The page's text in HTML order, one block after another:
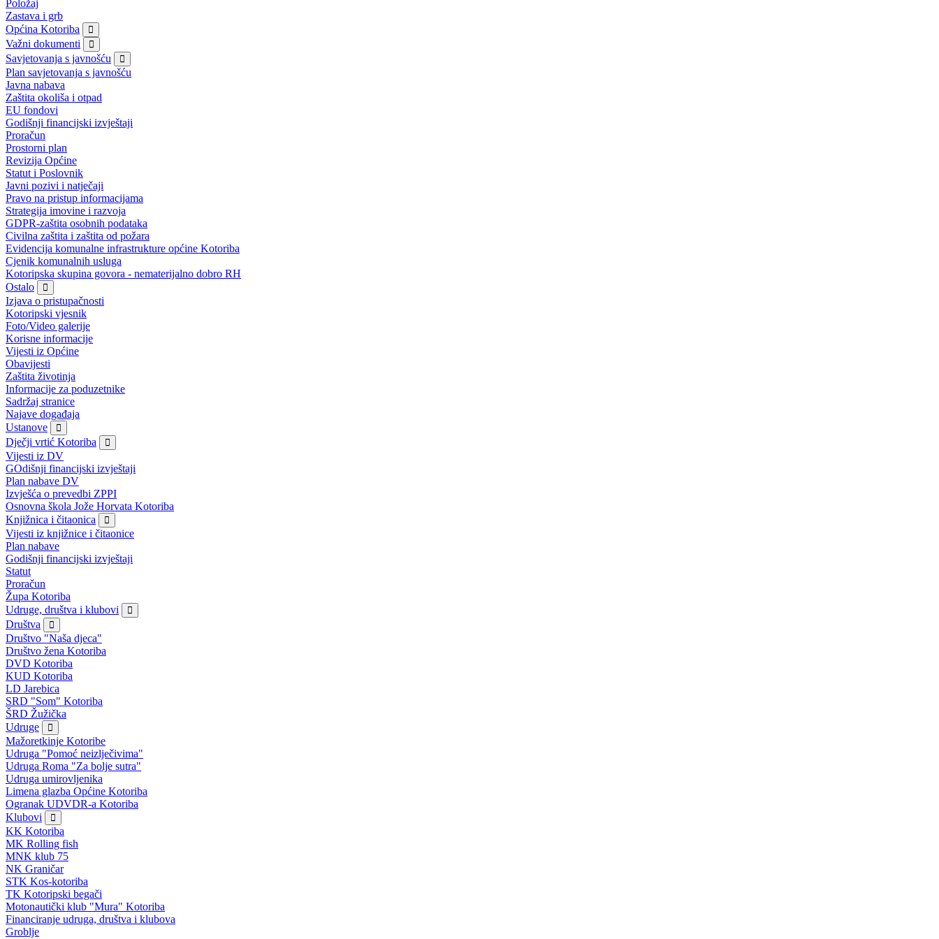
Položaj
Zastava i grb
Općina Kotoriba
Važni dokumenti
Savjetovanja s javnošću
Plan savjetovanja s javnošću
Javna nabava
Zaštita okoliša i otpad
EU fondovi
Godišnji financijski izvještaji
Proračun
Prostorni plan
Revizija Općine
Statut i Poslovnik
Javni pozivi i natječaji
Pravo na pristup informacijama
Strategija imovine i razvoja
GDPR-zaštita osobnih podataka
Civilna zaštita i zaštita od požara
Evidencija komunalne infrastrukture općine Kotoriba
Cjenik komunalnih usluga
Kotoripska skupina govora - nematerijalno dobro RH
Ostalo
Izjava o pristupačnosti
Kotoripski vjesnik
Foto/Video galerije
Korisne informacije
Vijesti iz Općine
Obavijesti
Zaštita životinja
Informacije za poduzetnike
Sadržaj stranice
Najave događaja
Ustanove
Dječji vrtić Kotoriba
Vijesti iz DV
GOdišnji financijski izvještaji
Plan nabave DV
Izvješća o prevedbi ZPPI
Osnovna škola Jože Horvata Kotoriba
Knjižnica i čitaonica
Vijesti iz knjižnice i čitaonice
Plan nabave
Godišnji financijski izvještaji
Statut
Proračun
Župa Kotoriba
Udruge, društva i klubovi
Društva
Društvo "Naša djeca"
Društvo žena Kotoriba
DVD Kotoriba
KUD Kotoriba
LD Jarebica
SRD "Som" Kotoriba
ŠRD Žužička
Udruge
Mažoretkinje Kotoribe
Udruga "Pomoć neizlječivima"
Udruga Roma "Za bolje sutra"
Udruga umirovljenika
Limena glazba Općine Kotoriba
Ogranak UDVDR-a Kotoriba
Klubovi
KK Kotoriba
MK Rolling fish
MNK klub 75
NK Graničar
STK Kos-kotoriba
TK Kotoripski begači
Motonautički klub "Mura" Kotoriba
Financiranje udruga, društva i klubova
Groblje